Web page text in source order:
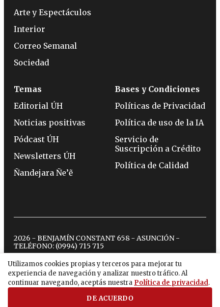
Utilizamos cookies propias y terceros para mejorar tu
experiencia de navegación y analizar nuestro tráfico. Al
continuar navegando, aceptás nuestra Política de privacidad.
DE ACUERDO
Arte y Espectáculos
Interior
Correo Semanal
Sociedad
Temas
Editorial ÚH
Noticias positivas
Pódcast ÚH
Newsletters ÚH
Ñandejara Ñe’ẽ
Bases y Condiciones
Políticas de Privacidad
Política de uso de la IA
Servicio de
Suscripción a Crédito
Política de Calidad
2026 - BENJAMÍN CONSTANT 658 - ASUNCIÓN -
TELÉFONO: (0994) 715 715
twitterinstagram
facebook
tiktokyoutubespotify